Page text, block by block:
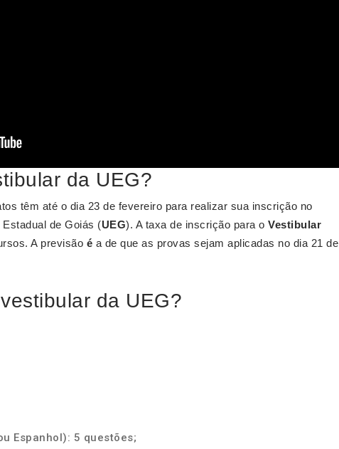
da UEG?
têm até o dia 23 de fevereiro para realizar sua inscrição no
de Goiás (UEG). A taxa de inscrição para o Vestibular
A previsão é a de que as provas sejam aplicadas no dia 21 de
da UEG?
Espanhol): 5 questões;